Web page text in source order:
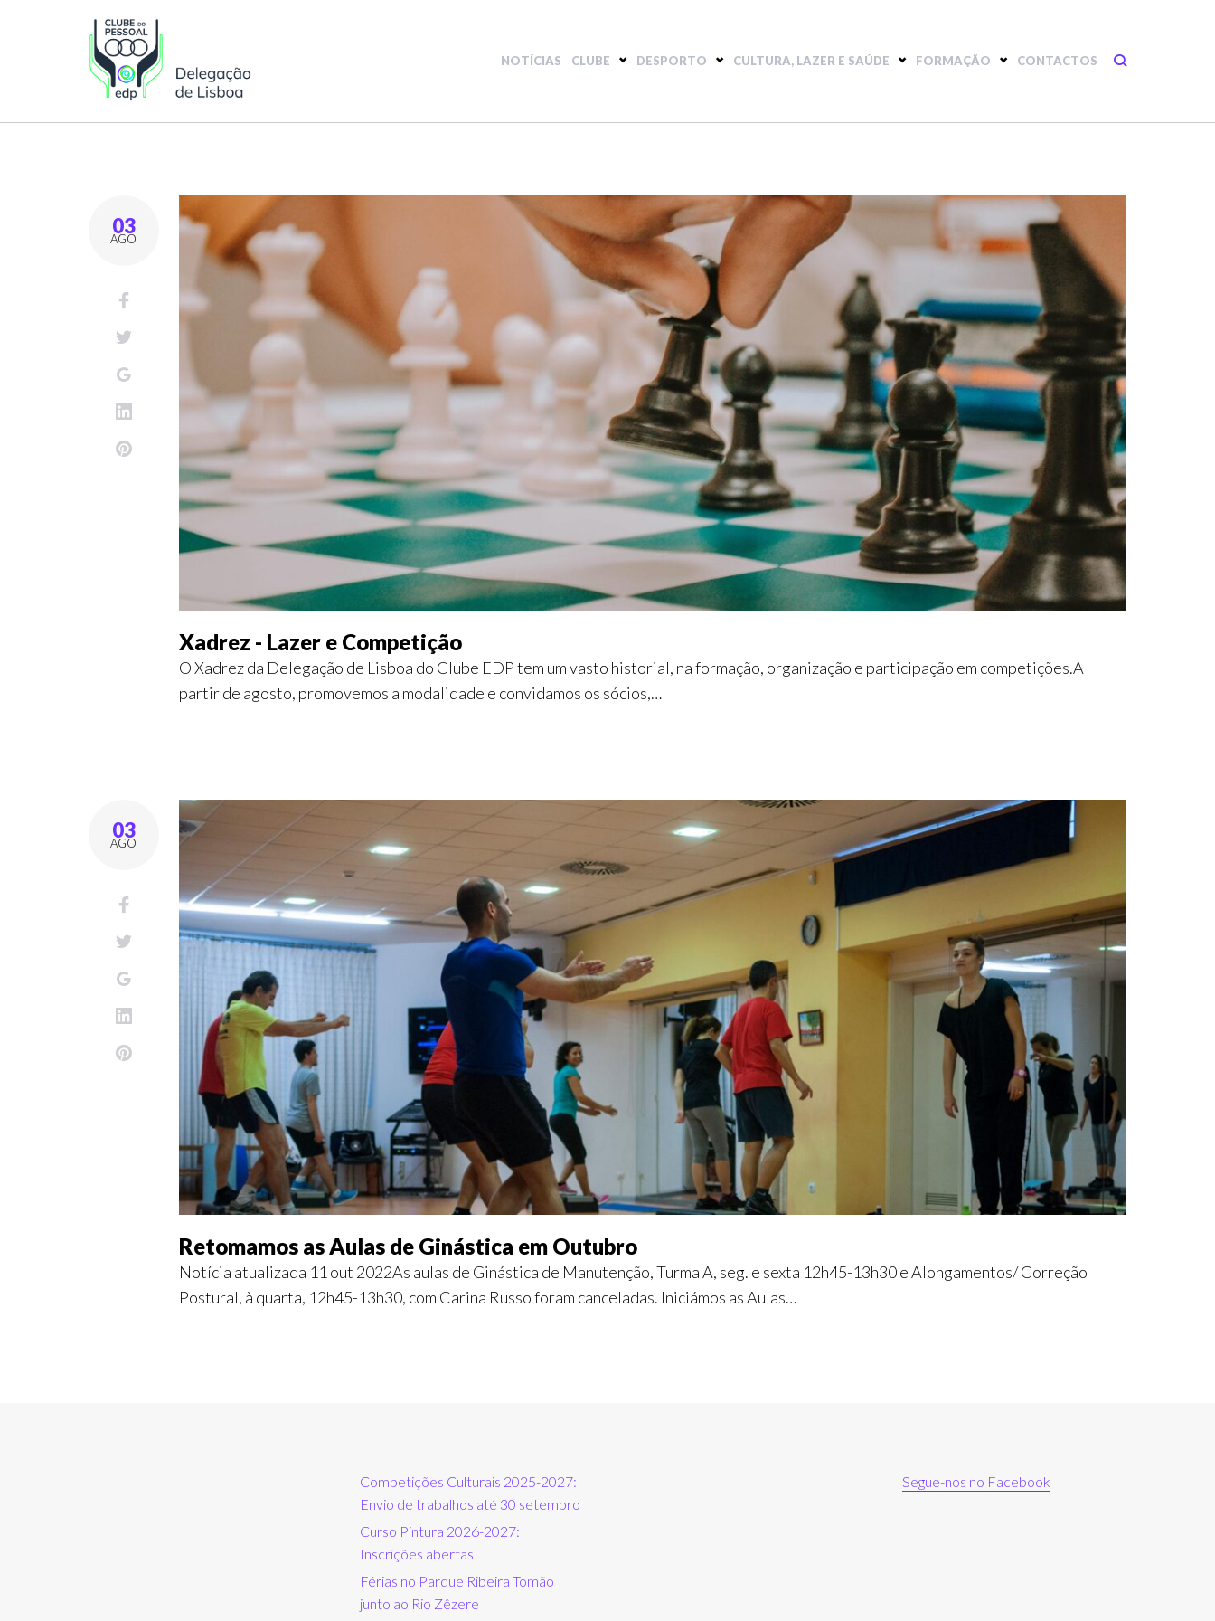
NOTÍCIAS CLUBE DESPORTO CULTURA, LAZER E SAÚDE FORMAÇÃO CONTACTOS
03
AGO
Xadrez - Lazer e Competição
O Xadrez da Delegação de Lisboa do Clube EDP tem um vasto historial, na formação, organização e participação em competições.A
partir de agosto, promovemos a modalidade e convidamos os sócios,…
03
AGO
Retomamos as Aulas de Ginástica em Outubro
Notícia atualizada 11 out 2022As aulas de Ginástica de Manutenção, Turma A, seg. e sexta 12h45-13h30 e Alongamentos/ Correção
Postural, à quarta, 12h45-13h30, com Carina Russo foram canceladas. Iniciámos as Aulas…
Competições Culturais 2025-2027:
Envio de trabalhos até 30 setembro
Curso Pintura 2026-2027:
Inscrições abertas!
Férias no Parque Ribeira Tomão
junto ao Rio Zêzere
Segue-nos no Facebook